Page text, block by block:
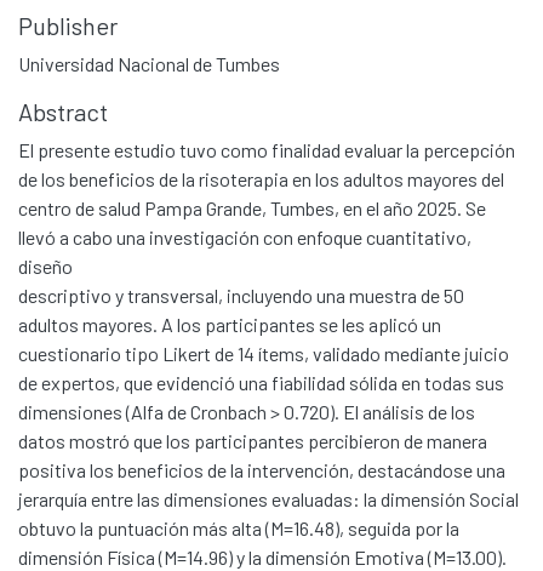
Publisher
Universidad Nacional de Tumbes
Abstract
El presente estudio tuvo como finalidad evaluar la percepción
de los beneficios de la risoterapia en los adultos mayores del
centro de salud Pampa Grande, Tumbes, en el año 2025. Se
llevó a cabo una investigación con enfoque cuantitativo,
diseño
descriptivo y transversal, incluyendo una muestra de 50
adultos mayores. A los participantes se les aplicó un
cuestionario tipo Likert de 14 ítems, validado mediante juicio
de expertos, que evidenció una fiabilidad sólida en todas sus
dimensiones (Alfa de Cronbach > 0.720). El análisis de los
datos mostró que los participantes percibieron de manera
positiva los beneficios de la intervención, destacándose una
jerarquía entre las dimensiones evaluadas: la dimensión Social
obtuvo la puntuación más alta (M=16.48), seguida por la
dimensión Física (M=14.96) y la dimensión Emotiva (M=13.00).